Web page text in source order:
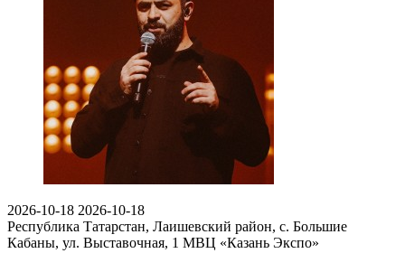
2026-10-18 2026-10-18
Республика Татарстан, Лаишевский район, с. Большие
Кабаны, ул. Выставочная, 1 МВЦ «Казань Экспо»